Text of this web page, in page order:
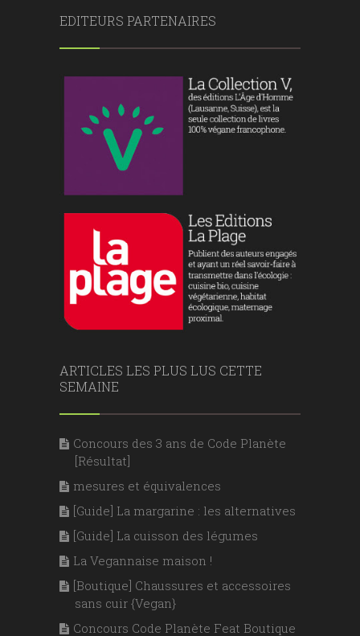
EDITEURS PARTENAIRES
ARTICLES LES PLUS LUS CETTE
SEMAINE
Concours des 3 ans de Code Planète
[Résultat]
mesures et équivalences
[Guide] La margarine : les alternatives
[Guide] La cuisson des légumes
La Vegannaise maison !
[Boutique] Chaussures et accessoires
sans cuir {Vegan}
Concours Code Planète Feat Boutique